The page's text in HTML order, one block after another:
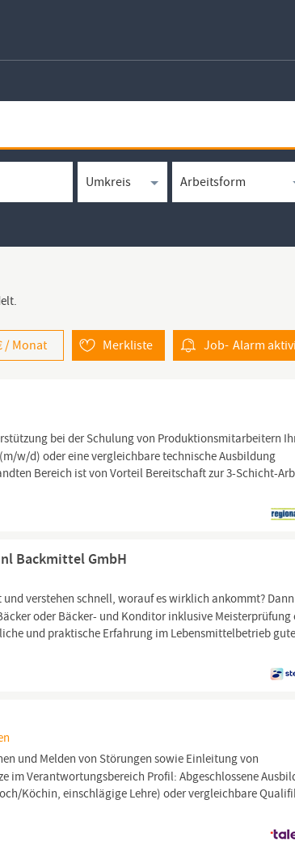
Job- Alarm
Merkliste
/ Monat
bei der Schulung von Produktionsmitarbeitern
w/d) oder eine vergleichbare technische Ausbildung
Bereich ist von Vorteil Bereitschaft zur 3-Schicht-
Backmittel GmbH
verstehen schnell, worauf es wirklich ankommt?
oder Bäcker- und Konditor inklusive Meisterprüfung
und praktische Erfahrung im Lebensmittelbetrieb gute
und Melden von Störungen sowie Einleitung von
im Verantwortungsbereich Profil: Abgeschlossene
Köchin, einschlägige Lehre) oder vergleichbare